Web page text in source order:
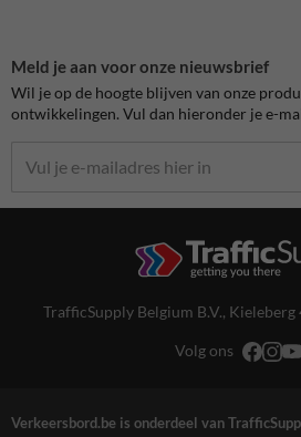
Meld je aan voor onze nieuwsbrief
Wil je op de hoogte blijven van onze
ontwikkelingen. Vul dan hieronder je e-
TrafficSupply Belgium B.V., Kieleberg
Volg ons
Verkeersbord.be is onderdeel van